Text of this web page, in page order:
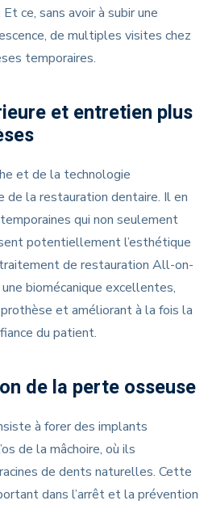
ce, sans avoir à subir une
de multiples visites chez
temporaires.
et entretien plus
et de la technologie
de la restauration dentaire. Il en
qui non seulement
potentiellement l’esthétique
de restauration All-on-
biomécanique excellentes,
et améliorant à la fois la
du patient.
de la perte osseuse
à forer des implants
de la mâchoire, où ils
de dents naturelles. Cette
dans l’arrêt et la prévention